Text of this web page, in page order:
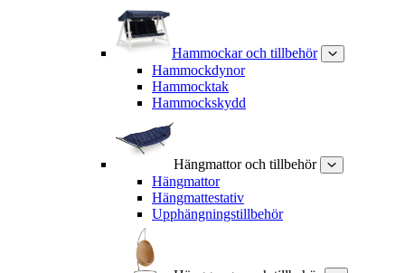
Hammockar och tillbehör
Hammockdynor
Hammocktak
Hammockskydd
Hängmattor och tillbehör
Hängmattor
Hängmattestativ
Upphängningstillbehör